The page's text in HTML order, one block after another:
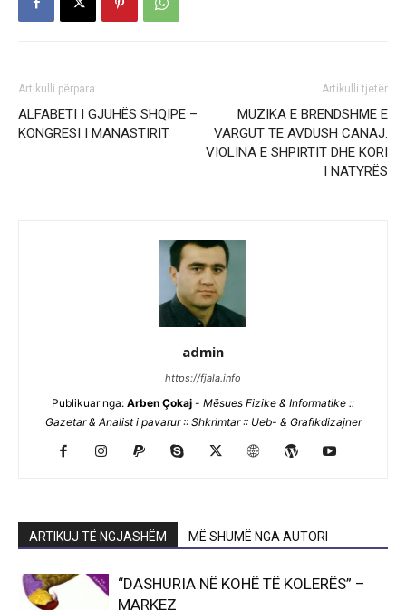
Artikulli përpara
ALFABETI I GJUHËS SHQIPE –
KONGRESI I MANASTIRIT
Artikulli tjetër
MUZIKA E BRENDSHME E
VARGUT TE AVDUSH CANAJ:
VIOLINA E SHPIRTIT DHE KORI
I NATYRËS
admin
https://fjala.info
Publikuar nga: Arben Çokaj - Mësues Fizike & Informatike ::
Gazetar & Analist i pavarur :: Shkrimtar :: Ueb- & Grafikdizajner
ARTIKUJ TË NGJASHËM MË SHUMË NGA AUTORI
“DASHURIA NË KOHË TË KOLERËS” –
MARKEZ